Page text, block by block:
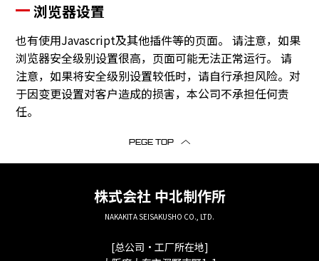
浏览器设置
也有使用Javascript及其他插件等的页面。 请注意，如果
浏览器安全级别设置很高，页面可能无法正常运行。 请
注意，如果将安全级别设置较低时，请自行承担风险。对
于因变更设置对客户造成的损害，本公司不承担任何责
任。
PEGE TOP
株式会社 中北制作所
NAKAKITA SEISAKUSHO CO., LTD.
[总公司・工厂所在地]